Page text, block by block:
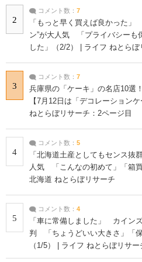
2
コメント数： 7
「もっと早く買えば良かった
ン”が大人気 「プライバシーも
した」（2/2） | ライフ ねとらぼ
3
コメント数： 7
兵庫県の「ケーキ」の名店10選
【7月12日は「デコレーション
ねとらぼリサーチ：2ページ目
4
コメント数： 5
「北海道土産としてもセンス抜
人気 「こんなの初めて」「箱
北海道 ねとらぼリサーチ
5
コメント数： 4
「車に常備しました」 カイン
判 「ちょうどいい大きさ」「
（1/5） | ライフ ねとらぼリサー